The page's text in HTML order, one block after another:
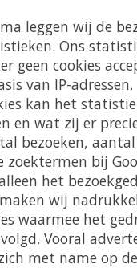
leggen wij de
Ons
geen cookies
van IP-adressen.
kan het
en wat zij er
bezoeken,
bij
het
wij
waarmee het
Vooral
met name op